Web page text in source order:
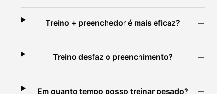
Treino + preenchedor é mais eficaz?
Treino desfaz o preenchimento?
Em quanto tempo posso treinar pesado?